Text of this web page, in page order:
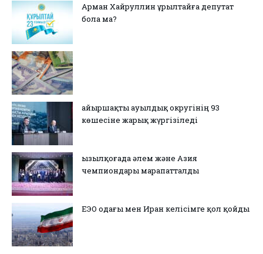
Арман Хайруллин Құрылтайға депутат
бола ма?
Қайыршақты ауылдық округінің 93
көшесіне жарық жүргізіледі
Қызылқоғада әлем және Азия
чемпиондары марапатталды
ЕЭО одағы мен Иран келісімге қол қойды